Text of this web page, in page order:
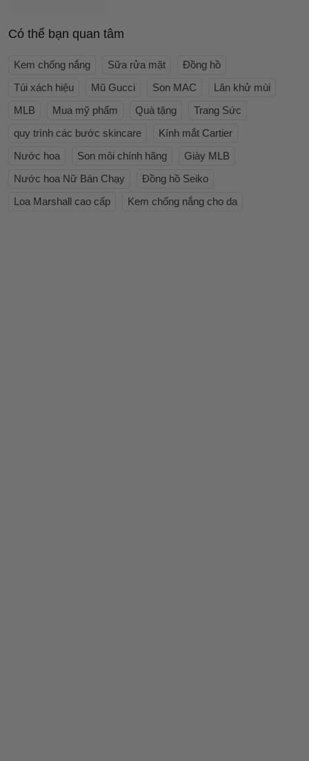
Có thể bạn quan tâm
Kem chống nắng Sữa rửa mặt
Đồng hồ
Túi xách hiệu
Mũ Gucci Son MAC
Lăn khử mùi
MLB
Mua mỹ phẩm Quà tặng
Trang Sức
quy trình các bước skincare
Kính mắt Cartier
Nước hoa
Son môi chính hãng
Giày MLB
Nước hoa Nữ Bán Chạy
Đồng hồ Seiko
Loa Marshall cao cấp
Kem chống nắng cho da